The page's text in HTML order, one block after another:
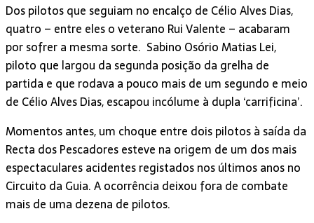
Dos pilotos que seguiam no encalço de Célio Alves Dias,
quatro – entre eles o veterano Rui Valente – acabaram
por sofrer a mesma sorte. Sabino Osório Matias Lei,
piloto que largou da segunda posição da grelha de
partida e que rodava a pouco mais de um segundo e meio
de Célio Alves Dias, escapou incólume à dupla ‘carrificina’.
Momentos antes, um choque entre dois pilotos à saída da
Recta dos Pescadores esteve na origem de um dos mais
espectaculares acidentes registados nos últimos anos no
Circuito da Guia. A ocorrência deixou fora de combate
mais de uma dezena de pilotos.